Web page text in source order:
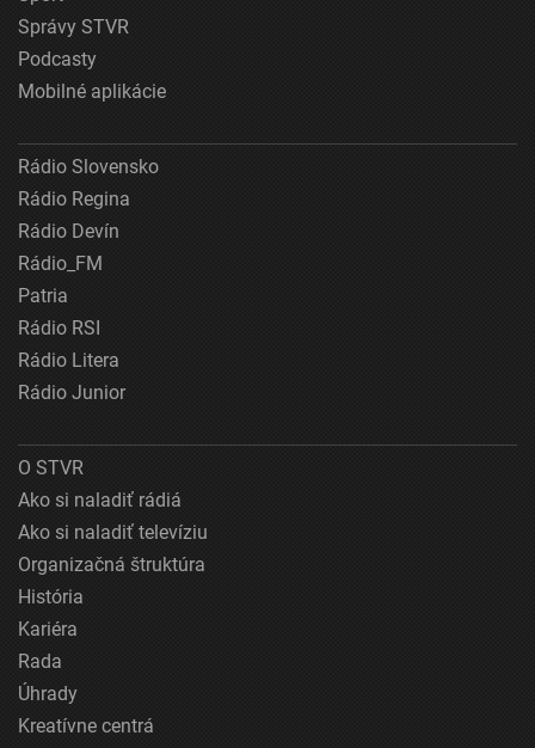
Správy STVR
Podcasty
Mobilné aplikácie
Rádio Slovensko
Rádio Regina
Rádio Devín
Rádio_FM
Patria
Rádio RSI
Rádio Litera
Rádio Junior
O STVR
Ako si naladiť rádiá
Ako si naladiť televíziu
Organizačná štruktúra
História
Kariéra
Rada
Úhrady
Kreatívne centrá